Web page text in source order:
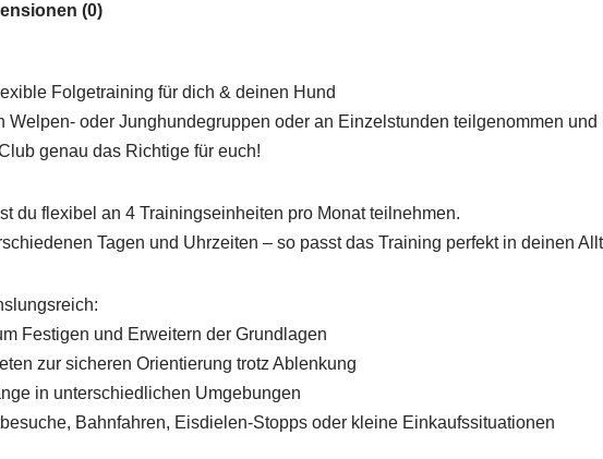
(0)
Folgetraining für dich & deinen Hund
Welpen- oder Junghundegruppen oder an Einzelstunden teilgenommen
genau das Richtige für euch!
du flexibel an 4 Trainingseinheiten pro Monat teilnehmen.
Tagen und Uhrzeiten – so passt das Training perfekt in deinen
Festigen und Erweitern der Grundlagen
zur sicheren Orientierung trotz Ablenkung
in unterschiedlichen Umgebungen
Bahnfahren, Eisdielen-Stopps oder kleine Einkaufssituationen